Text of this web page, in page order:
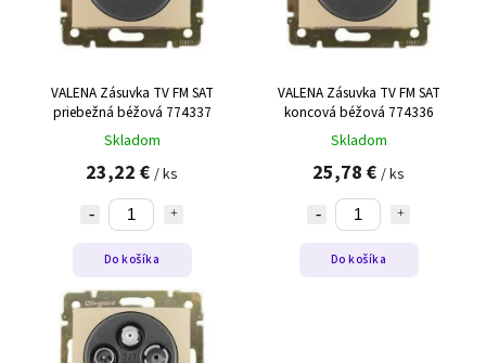
VALENA Zásuvka TV FM SAT
priebežná béžová 774337
Skladom
23,22 € / ks
Do košíka
VALENA Zásuvka TV FM SAT
koncová béžová 774336
Skladom
25,78 € / ks
Do košíka